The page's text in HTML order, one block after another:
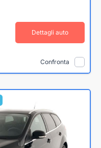
Dettagli auto
Confronta